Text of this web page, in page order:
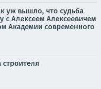
уж вышло, что судьба
с Алексеем Алексеевичем
Академии современного